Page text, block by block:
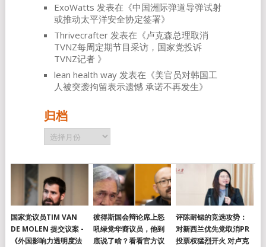
ExoWatts 发表在《中国洲际弹道导弹试射
或推动太平洋安全协定签署》
Thrivecrafter发表在《卢克森总理取消
TVNZ每周定期节目采访，国家党投诉
TVNZ记者 》
lean health way发表在《美官员对韩国工
人被突袭拘留表示遗憾 承诺不再发生》
归档
归
档
国家党议员TIM VAN
DE MOLEN 提交议案 -
《外国影响力透明度法
彼得斯国会辩论席上怒
吼绿党华裔议员，他到
底说了啥？看看官方议
评陈耐锶的竞选攻势：
对新西兰优先党取消PR
投票权猛烈开火 对卢克